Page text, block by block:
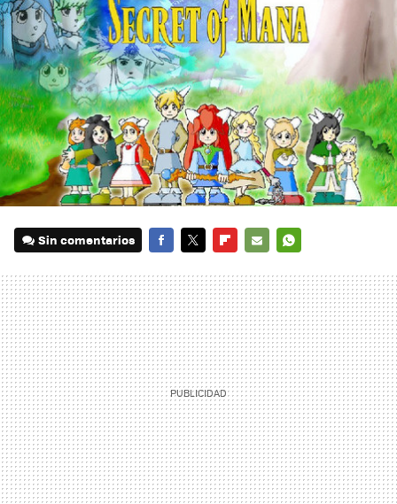
Sin comentarios
MAIL